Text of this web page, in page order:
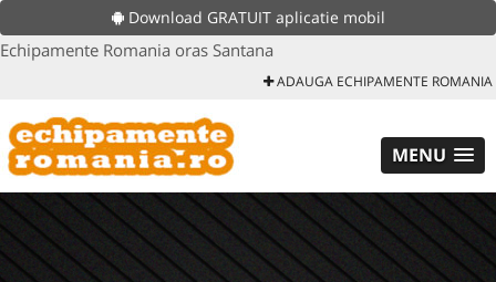
Download GRATUIT aplicatie mobil
Echipamente Romania oras Santana
ADAUGA ECHIPAMENTE ROMANIA
MENU